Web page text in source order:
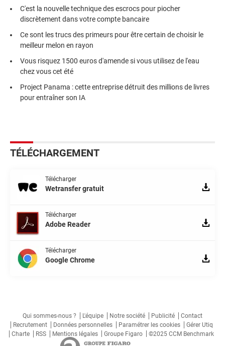
C'est la nouvelle technique des escrocs pour piocher
discrètement dans votre compte bancaire
Ce sont les trucs des primeurs pour être certain de choisir le
meilleur melon en rayon
Vous risquez 1500 euros d'amende si vous utilisez de l'eau
chez vous cet été
Project Panama : cette entreprise détruit des millions de livres
pour entraîner son IA
TÉLÉCHARGEMENT
Télécharger
Wetransfer gratuit
Télécharger
Adobe Reader
Télécharger
Google Chrome
Qui sommes-nous ? L'équipe Notre société Publicité
Contact
Recrutement
Données personnelles Paramétrer les cookies
Gérer Utiq
Charte
RSS Mentions légales Groupe Figaro ©2025 CCM Benchmark